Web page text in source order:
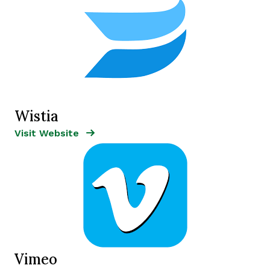
Wistia
Opens new window
Visit Website Opens New Window
Vimeo